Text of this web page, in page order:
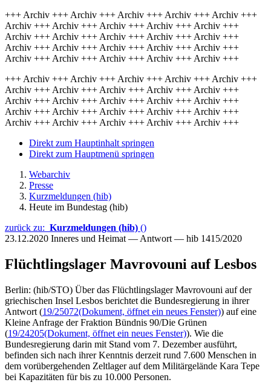
+++ Archiv +++ Archiv +++ Archiv +++ Archiv +++ Archiv +++
Archiv +++ Archiv +++ Archiv +++ Archiv +++ Archiv +++
Archiv +++ Archiv +++ Archiv +++ Archiv +++ Archiv +++
Archiv +++ Archiv +++ Archiv +++ Archiv +++ Archiv +++
Archiv +++ Archiv +++ Archiv +++ Archiv +++ Archiv +++
+++ Archiv +++ Archiv +++ Archiv +++ Archiv +++ Archiv +++
Archiv +++ Archiv +++ Archiv +++ Archiv +++ Archiv +++
Archiv +++ Archiv +++ Archiv +++ Archiv +++ Archiv +++
Archiv +++ Archiv +++ Archiv +++ Archiv +++ Archiv +++
Archiv +++ Archiv +++ Archiv +++ Archiv +++ Archiv +++
Direkt zum Hauptinhalt springen
Direkt zum Hauptmenü springen
Webarchiv
Presse
Kurzmeldungen (hib)
Heute im Bundestag (hib)
zurück zu: Kurzmeldungen (hib) ()
23.12.2020 Inneres und Heimat — Antwort — hib 1415/2020
Flüchtlingslager Mavrovouni auf Lesbos
Berlin: (hib/STO) Über das Flüchtlingslager Mavrovouni auf der
griechischen Insel Lesbos berichtet die Bundesregierung in ihrer
Antwort (19/25072(Dokument, öffnet ein neues Fenster)) auf eine
Kleine Anfrage der Fraktion Bündnis 90/Die Grünen
(19/24205(Dokument, öffnet ein neues Fenster)). Wie die
Bundesregierung darin mit Stand vom 7. Dezember ausführt,
befinden sich nach ihrer Kenntnis derzeit rund 7.600 Menschen in
dem vorübergehenden Zeltlager auf dem Militärgelände Kara Tepe
bei Kapazitäten für bis zu 10.000 Personen.